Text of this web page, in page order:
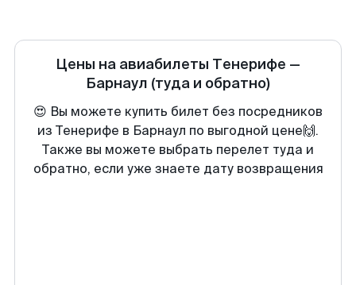
Цены на авиабилеты Тенерифе —
Барнаул (туда и обратно)
😍 Вы можете купить билет без посредников
из Тенерифе в Барнаул по выгодной цене🙌.
Также вы можете выбрать перелет туда и
обратно, если уже знаете дату возвращения